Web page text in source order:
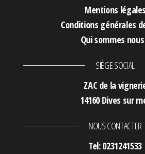
Mentions légales
Conditions générales
Qui sommes
SIÈGE SOCIAL
ZAC de la
14160 Dives sur
NOUS CONTACTER
Tel: 0231241533